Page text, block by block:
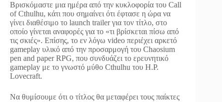
Bρισκόμαστε μια ημέρα από την κυκλοφορία του Call
of Cthulhu, κάτι που σημαίνει ότι έφτασε η ώρα να
γίνει διαθέσιμο το launch trailer για τον τίτλο, στο
οποίο γίνεται αναφορές για το «τι βρίσκεται πίσω από
τις σκιές». Επίσης, το εν λόγω video περιέχει αρκετό
gameplay υλικό από την προσαρμογή του Chaosium
pen and paper RPG, που συνδυάζει το ερευνητικό
gameplay με το γνωστό μύθο Cthulhu του H.P.
Lovecraft.
Να θυμίσουμε ότι ο τίτλος θα μεταφέρει τους παίκτες